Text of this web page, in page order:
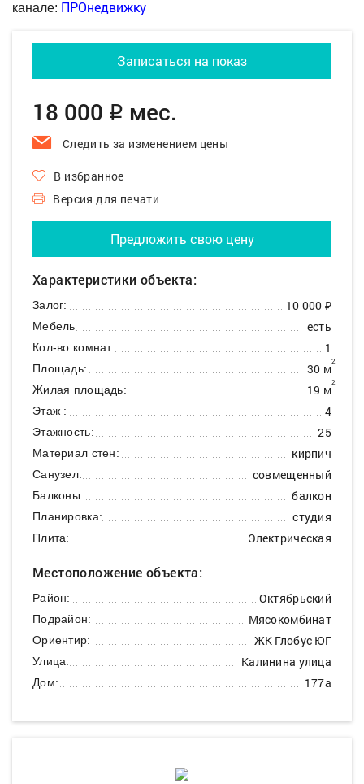
канале: ПРОнедвижку
Записаться на показ
18 000 q мес.
Следить за изменением цены
В избранное
Версия для печати
Предложить свою цену
Характеристики объекта:
Залог: 10 000 ₽
Мебель есть
Кол-во комнат: 1
Площадь: 30 м2
Жилая площадь: 19 м2
Этаж : 4
Этажность: 25
Материал стен: кирпич
Санузел: совмещенный
Балконы: балкон
Планировка: студия
Плита: Электрическая
Местоположение объекта:
Район: Октябрьский
Подрайон: Мясокомбинат
Ориентир: ЖК Глобус ЮГ
Улица: Калинина улица
Дом: 177а